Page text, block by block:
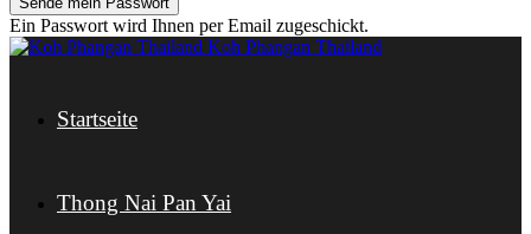
Ein Passwort wird Ihnen per Email zugeschickt.
Koh Phangan Thailand
Startseite
Thong Nai Pan Yai